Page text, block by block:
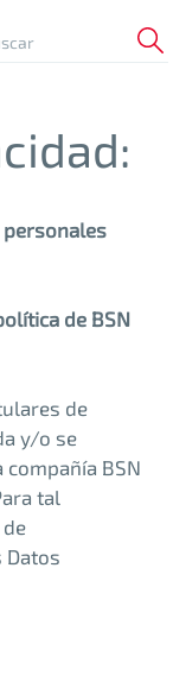
de BSN
de
y/o se
BSN
tal
Datos